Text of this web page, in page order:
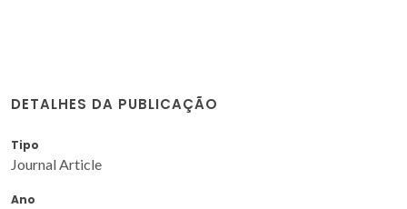
DETALHES DA PUBLICAÇÃO
Tipo
Journal Article
Ano